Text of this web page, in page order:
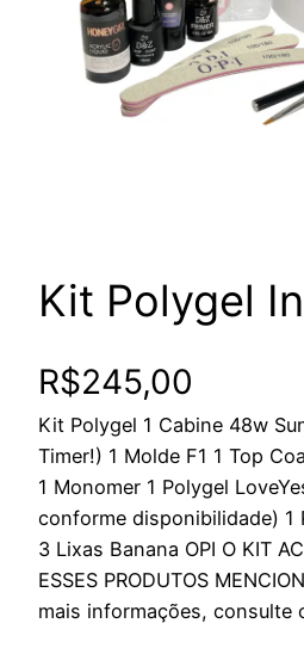
Kit Polygel
R$245,00
Kit Polygel 1 Cabine 48w
Timer!) 1 Molde F1 1 Top
1 Monomer 1 Polygel
conforme disponibilidade) 1
3 Lixas Banana OPI O KIT
ESSES PRODUTOS
mais informações, consulte